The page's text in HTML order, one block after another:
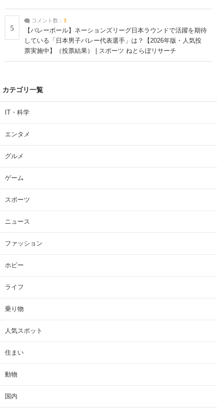
5
コメント数： 3
【バレーボール】ネーションズリーグ日本ラウンドで活躍を期待
している「日本男子バレー代表選手」は？【2026年版・人気投
票実施中】（投票結果） | スポーツ ねとらぼリサーチ
カテゴリ一覧
IT・科学
エンタメ
グルメ
ゲーム
スポーツ
ニュース
ファッション
ホビー
ライフ
乗り物
人気スポット
住まい
動物
国内